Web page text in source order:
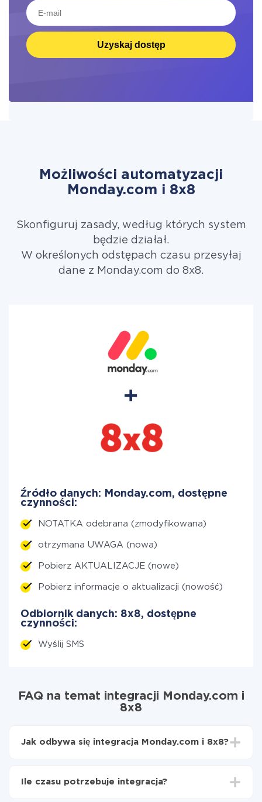
Uzyskaj dostęp
Możliwości automatyzacji
Monday.com i 8x8
Skonfiguruj zasady, według których system
będzie działał.
W określonych odstępach czasu przesyłaj
dane z Monday.com do 8x8.
Źródło danych: Monday.com, dostępne
czynności:
NOTATKA odebrana (zmodyfikowana)
otrzymana UWAGA (nowa)
Pobierz AKTUALIZACJE (nowe)
Pobierz informacje o aktualizacji (nowość)
Odbiornik danych: 8x8, dostępne
czynności:
Wyślij SMS
FAQ na temat integracji Monday.com i
8x8
Jak odbywa się integracja Monday.com i 8x8?
8x8
Ile czasu potrzebuje integracja?